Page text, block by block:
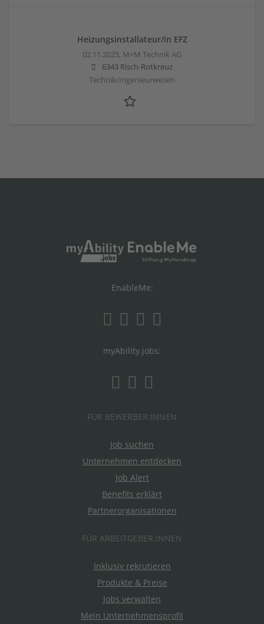
Heizungsinstallateur/in EFZ
02.11.2025, M+M Technik AG
6343 Risch-Rotkreuz
Technik/Ingenieurwesen
EnableMe:
myAbility.jobs:
FÜR BEWERBER:INNEN
Job suchen
Unternehmen entdecken
Job Alert
Benefits erklärt
Partnerorganisationen
FÜR ARBEITGEBER:INNEN
Inklusiv rekrutieren
Produkte & Preise
Jobs verwalten
Mein Unternehmensprofil